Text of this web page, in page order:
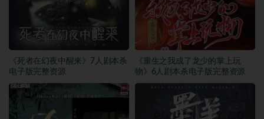
《死者在幻夜中醒来》7人剧本杀
电子版完整资源
《重生之我成了龙少的掌上玩
物》6人剧本杀电子版完整资源